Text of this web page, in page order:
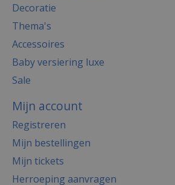
Decoratie
Thema's
Accessoires
Baby versiering luxe
Sale
Mijn account
Registreren
Mijn bestellingen
Mijn tickets
Herroeping aanvragen